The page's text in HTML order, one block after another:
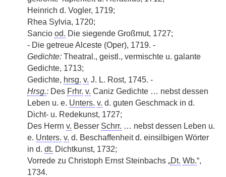
Heinrich d. Vogler, 1719;
Rhea Sylvia, 1720;
Sancio od. Die siegende Großmut, 1727;
- Die getreue Alceste (Oper), 1719. -
Gedichte: Theatral., geistl., vermischte u. galante
Gedichte, 1713;
Gedichte, hrsg. v. J. L. Rost, 1745. -
Hrsg.: Des Frhr. v. Caniz Gedichte … nebst dessen
Leben u. e. Unters. v. d. guten Geschmack in d.
Dicht- u. Redekunst, 1727;
Des Herrn v. Besser Schrr. … nebst dessen Leben u.
e. Unters. v. d. Beschaffenheit d. einsilbigen Wörter
in d. dt. Dichtkunst, 1732;
Vorrede zu Christoph Ernst Steinbachs „Dt. Wb.“,
1734.